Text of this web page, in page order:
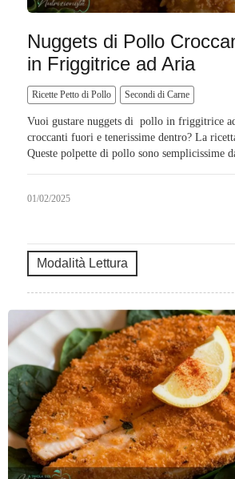
Nuggets di Pollo
in Friggitrice ad Aria
Ricette Petto di Pollo Secondi di Carne
Vuoi gustare nuggets di pollo in friggitrice
croccanti fuori e tenerissime dentro? La
Queste polpette di pollo sono semplicissime
01/02/2025
Modalità Lettura